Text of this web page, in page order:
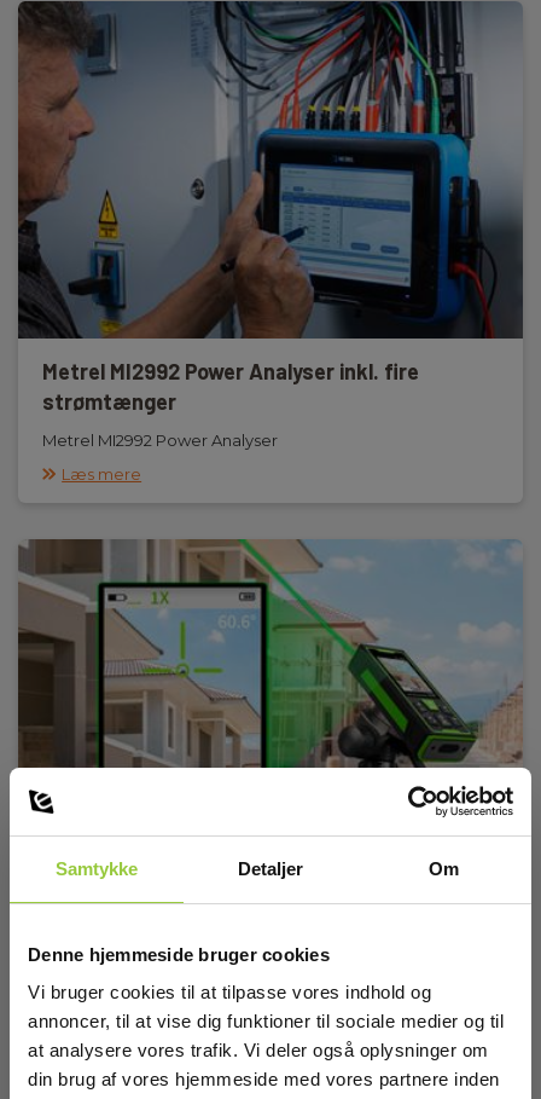
Samtykke Detaljer Om
Denne hjemmeside bruger cookies
Vi bruger cookies til at tilpasse vores indhold og
annoncer, til at vise dig funktioner til sociale medier og til
at analysere vores trafik. Vi deler også oplysninger om
din brug af vores hjemmeside med vores partnere inden